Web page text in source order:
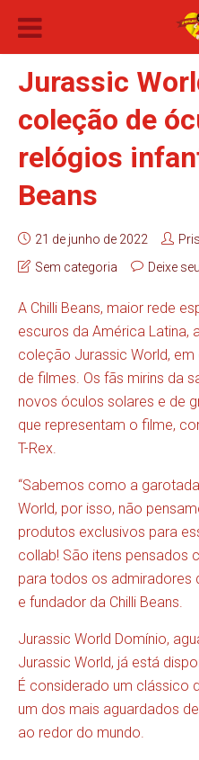
Jurassic
coleção de
relógios
Beans
21 de junho de 2022
Sem categoria
Deixe
A Chilli Beans, maior rede
escuros da América Latina,
coleção Jurassic World,
de filmes. Os fãs mirins da
novos óculos solares e de
que representam o filme,
T-Rex.
“Sabemos como a
World, por isso, não
produtos exclusivos para
collab! São itens pensados
para todos os admiradores
e fundador da Chilli Beans.
Jurassic World Domínio,
Jurassic World, já está
É considerado um clássico
um dos mais aguardados
ao redor do mundo.